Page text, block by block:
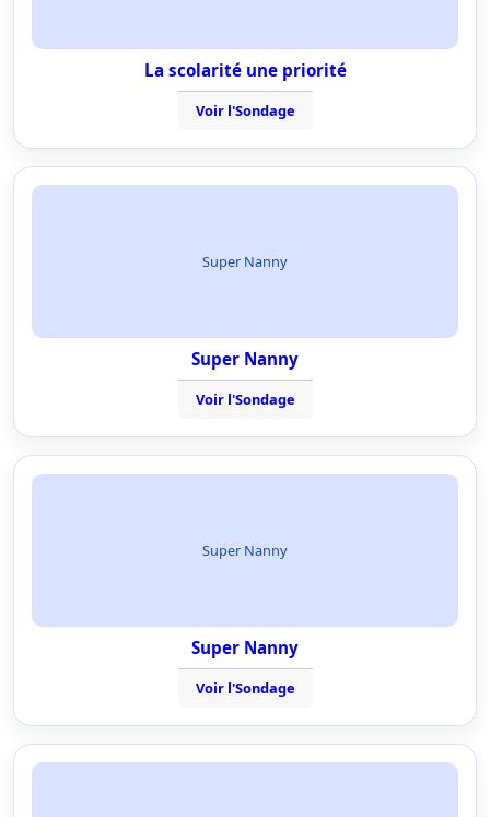
La scolarité une priorité
Voir l'Sondage
Super Nanny
Super Nanny
Voir l'Sondage
Super Nanny
Super Nanny
Voir l'Sondage